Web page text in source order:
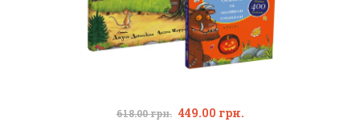
618.00грн. 449.00 грн.